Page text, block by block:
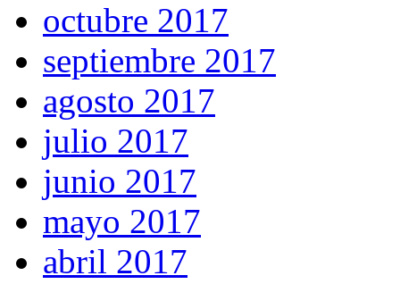
octubre 2017
septiembre 2017
agosto 2017
julio 2017
junio 2017
mayo 2017
abril 2017